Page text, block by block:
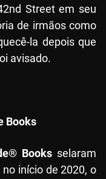
Street em seu
de irmãos como
la depois que
avisado.
Books
Books selaram
início de 2020, o